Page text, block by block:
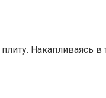
Накапливаясь